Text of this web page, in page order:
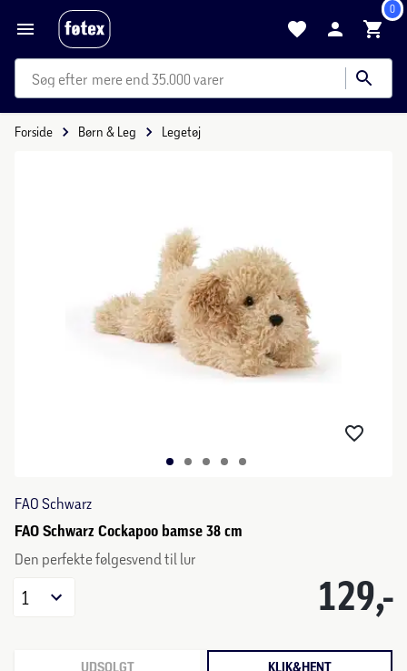
0
mere end 35.000 varer
Forside Børn & Leg Legetøj
FAO Schwarz
FAO Schwarz Cockapoo bamse 38 cm
Den perfekte følgesvend til lur
129,-
1
UDSOLGT KLIK&HENT